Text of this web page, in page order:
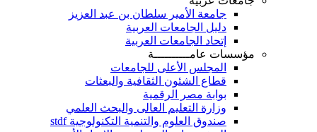
جامعة الأمير سلطان بن عبد العزيز
دليل الجامعات العربية
إتحاد الجامعات العربية
مؤسسات عامــــــــــة
المجلس الأعلى للجامعات
قطاع الشئون الثقافية والبعثات
بوابة مصر الرقمية
وزارة التعليم العالى والبحث العلمي
صندوق العلوم والتنمية التكنولوجية stdf